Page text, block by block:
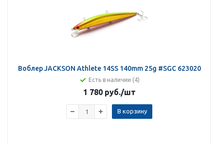
Воблер JACKSON Athlete 14SS 140mm 25g #SGC 623020
Есть в наличии (4)
1 780 руб./шт
В корзину